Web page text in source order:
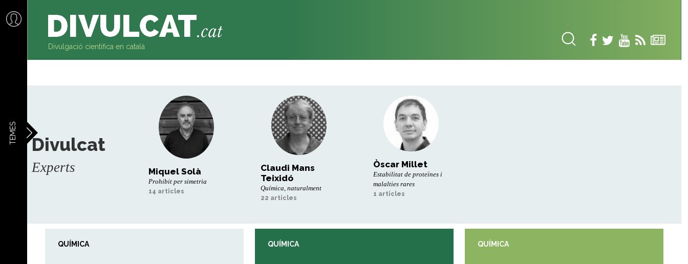
contingut
TEMES
Divulgació científica en català
Divulcat
Experts Miquel Solà
Prohibit per simetria
14 articles
Claudi Mans
Teixidó
Química, naturalment
22 articles
Òscar Millet
Estabilitat de proteïnes i
malalties rares
1 articles
QUÍMICA QUÍMICA QUÍMICA